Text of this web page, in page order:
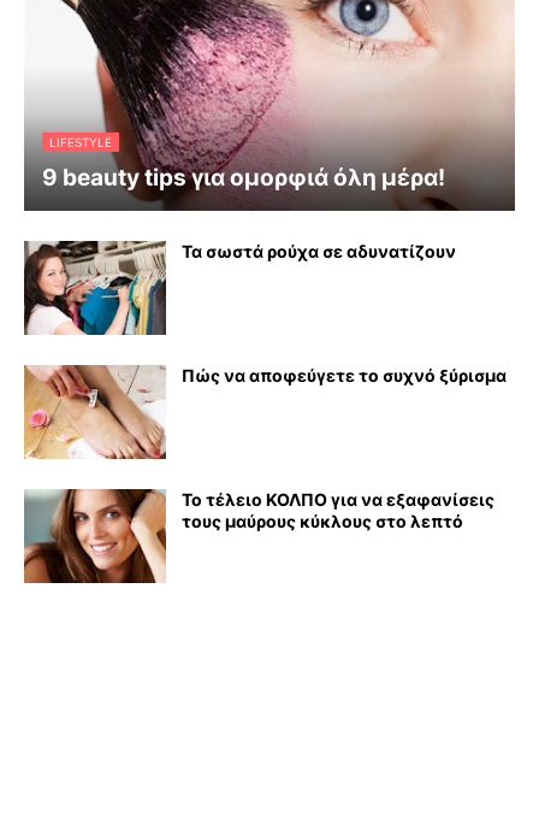
LIFESTYLE
9 beauty tips για ομορφιά όλη μέρα!
Τα σωστά ρούχα σε αδυνατίζουν
Πώς να αποφεύγετε το συχνό ξύρισμα
Το τέλειο ΚΟΛΠΟ για να εξαφανίσεις
τους μαύρους κύκλους στο λεπτό